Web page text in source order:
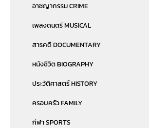
อาชญากรรม CRIME
เพลงดนตรี MUSICAL
สารคดี DOCUMENTARY
หนังชีวิต BIOGRAPHY
ประวัติศาสตร์ HISTORY
ครอบครัว FAMILY
กีฬา SPORTS